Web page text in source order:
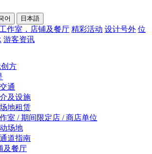
어 日本語
工作室，店铺及餐厅 精彩活动 设计号外 位
游客资讯
方
通
及设施
地租赁
室 / 期间限定店 / 商店单位
场地
道指南
及餐厅